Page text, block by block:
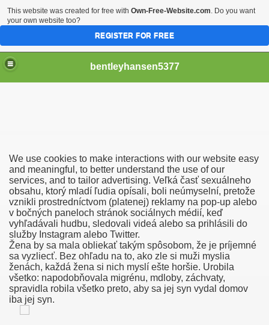
bentleyhansen5377
We use cookies to make interactions with our website easy
and meaningful, to better understand the use of our
services, and to tailor advertising. Veľká časť sexuálneho
obsahu, ktorý mladí ľudia opísali, boli neúmyselní, pretože
vznikli prostredníctvom (platenej) reklamy na pop-up alebo
v bočných paneloch stránok sociálnych médií, keď
vyhľadávali hudbu, sledovali videá alebo sa prihlásili do
služby Instagram alebo Twitter.
Žena by sa mala obliekať takým spôsobom, že je príjemné
sa vyzliecť. Bez ohľadu na to, ako zle si muži myslia
ženách, každá žena si nich myslí ešte horšie. Urobila
všetko: napodobňovala migrénu, mdloby, záchvaty,
spravidla robila všetko preto, aby sa jej syn vydal domov
iba jej syn.
Jamais !
Tjej Med Stora Tuttar Knullad Nya Porrfilmer Södra
Hemmagjord Dildo Sex Sokes Senare!
Babe Schöne Galerie.
This website was created for free with Own-Free-Website.com. Do you want
your own website too?
REGISTER FOR FREE